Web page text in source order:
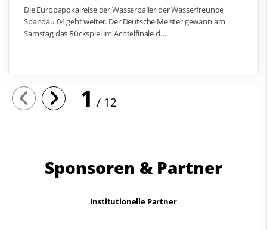
Die Europapokalreise der Wasserballer der Wasserfreunde
Spandau 04 geht weiter. Der Deutsche Meister gewann am
Samstag das Rückspiel im Achtelfinale d…
1 12
Sponsoren & Partner
Institutionelle Partner